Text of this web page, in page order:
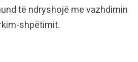
të ndryshojë me vazhdimin
shpëtimit.